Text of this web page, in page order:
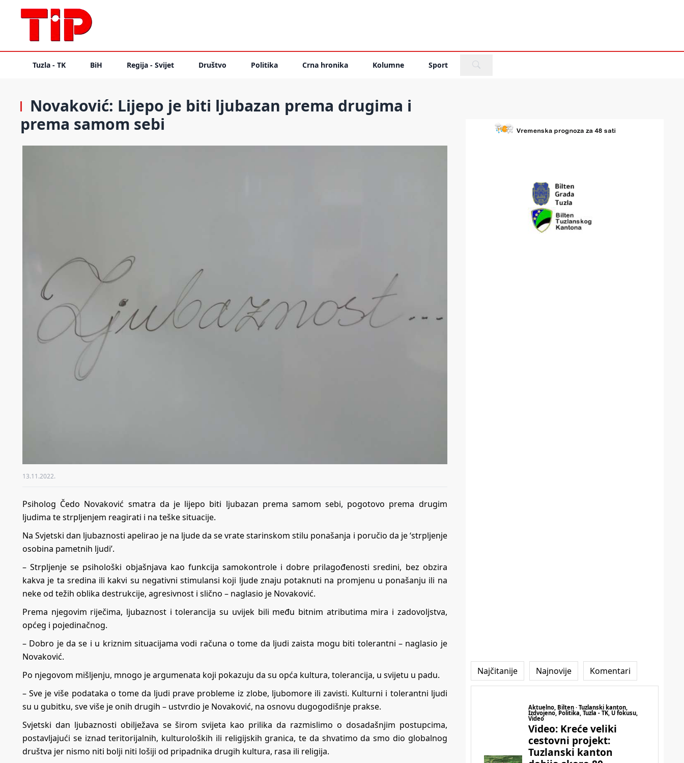
Tuzla - TK BiH Regija - Svijet Društvo Politika Crna hronika Kolumne Sport
Novaković: Lijepo je biti ljubazan prema drugima i
prema samom sebi
13.11.2022.
Psiholog Čedo Novaković smatra da je lijepo biti ljubazan prema samom sebi, pogotovo prema drugim
ljudima te strpljenjem reagirati i na teške situacije.
Na Svjetski dan ljubaznosti apelirao je na ljude da se vrate starinskom stilu ponašanja i poručio da je ‘strpljenje
osobina pametnih ljudi’.
– Strpljenje se psihološki objašnjava kao funkcija samokontrole i dobre prilagođenosti sredini, bez obzira
kakva je ta sredina ili kakvi su negativni stimulansi koji ljude znaju potaknuti na promjenu u ponašanju ili na
neke od težih oblika destrukcije, agresivnost i slično – naglasio je Novaković.
Prema njegovim riječima, ljubaznost i tolerancija su uvijek bili među bitnim atributima mira i zadovoljstva,
općeg i pojedinačnog.
– Dobro je da se i u kriznim situacijama vodi računa o tome da ljudi zaista mogu biti tolerantni – naglasio je
Novaković.
Po njegovom mišljenju, mnogo je argumenata koji pokazuju da su opća kultura, tolerancija, u svijetu u padu.
– Sve je više podataka o tome da ljudi prave probleme iz zlobe, ljubomore ili zavisti. Kulturni i tolerantni ljudi
su u gubitku, sve više je onih drugih – ustvrdio je Novaković, na osnovu dugogodišnje prakse.
Svjetski dan ljubaznosti obilježava se širom svijeta kao prilika da razmislimo o dosadašnjim postupcima,
postavljajući se iznad teritorijalnih, kulturoloških ili religijskih granica, te da shvatimo da smo dio globalnog
društva jer nismo niti bolji niti lošiji od pripadnika drugih kultura, rasa ili religija.
Najčitanije Najnovije Komentari